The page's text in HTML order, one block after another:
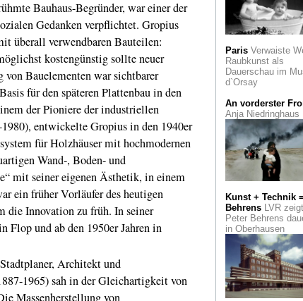
Bauhaus-Begründer, war einer der
Gedanken verpflichtet. Gropius
überall verwendbaren Bauteilen:
kostengünstig sollte neuer
von Bauelementen war sichtbarer
für den späteren Plattenbau in den
der Pioniere der industriellen
entwickelte Gropius in den 1940er
für Holzhäuser mit hochmodernen
Wand-, Boden- und
mit seiner eigenen Ästhetik, in einem
ein früher Vorläufer des heutigen
die Innovation zu früh. In seiner
Flop und ab den 1950er Jahren in
Architekt und
1965) sah in der Gleichartigkeit von
Massenherstellung von
Der "Vater des
Symbolismus"
Moreau und seine
Schüler
Sie porträtierte "Im
der Menschen". Die
Fotografin Lotte
Alte Meister im
Vergleich: Zehn
Portraits der
Willem Craeyvanger
SLM in Aachen
Die Attraktivität
beautiful" in der
Köln-Art
Lob der Torheit.
Exzentriker und
kollektiver Mythos:
Narren, Künstler,
Der Sündenfall oder
ParisVerwaiste
Raubkunst als
Dauerschau im
d`Orsay
An vorderster
Anja Niedringhaus
Kunst + Technik =
BehrensLVR zeigt
Peter Behrens
in Oberhausen